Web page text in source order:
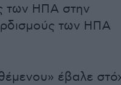
των ΗΠΑ στην
των ΗΠΑ
έβαλε